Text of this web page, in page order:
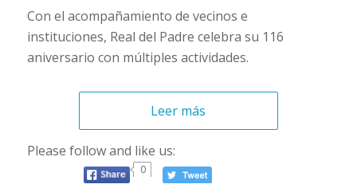
Con el acompañamiento de vecinos e
instituciones, Real del Padre celebra su 116
aniversario con múltiples actividades.
Leer más
Please follow and like us:
0